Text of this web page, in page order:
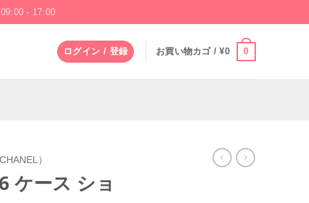
09:00 - 17:00
ログイン / 登録 お買い物カゴ /¥0 0
）
ース ショ